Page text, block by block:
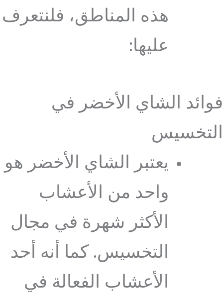
هذه المناطق، فلنتعرف
عليها:
فوائد الشاي الأخضر في
التخسيس
يعتبر الشاي الأخضر هو
واحد من الأعشاب
الأكثر شهرة في مجال
التخسيس. كما أنه أحد
الأعشاب الفعالة في